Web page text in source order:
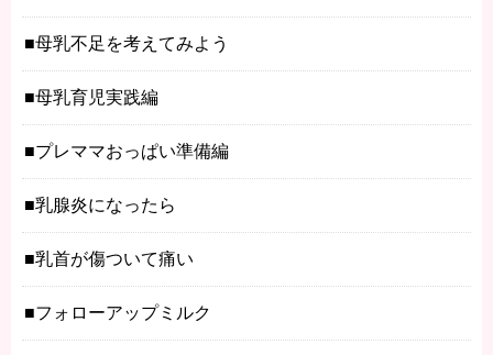
母乳不足を考えてみよう
母乳育児実践編
プレママおっぱい準備編
乳腺炎になったら
乳首が傷ついて痛い
フォローアップミルク